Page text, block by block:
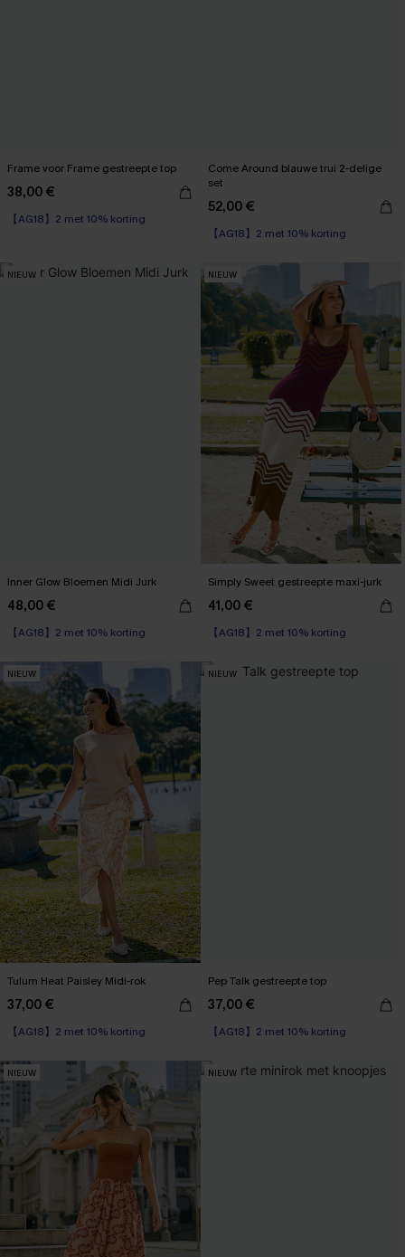
Frame voor Frame gestreepte top
38,00 €
【AG18】2 met 10% korting
Come Around blauwe trui 2-delige
set
52,00 €
【AG18】2 met 10% korting
NIEUW
Inner Glow Bloemen Midi Jurk
48,00 €
【AG18】2 met 10% korting
NIEUW
Simply Sweet gestreepte maxi-jurk
41,00 €
【AG18】2 met 10% korting
NIEUW
Tulum Heat Paisley Midi-rok
37,00 €
【AG18】2 met 10% korting
NIEUW
Pep Talk gestreepte top
37,00 €
【AG18】2 met 10% korting
NIEUW NIEUW